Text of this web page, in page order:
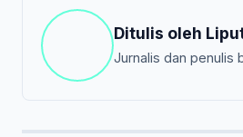
Ditulis oleh
Jurnalis dan penulis